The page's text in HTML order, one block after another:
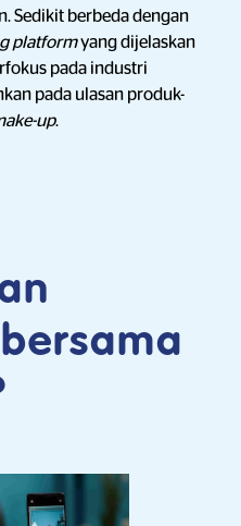
Sedikit berbeda dengan
platformyang dijelaskan
pada industri
pada ulasan produk-
up.
bersama